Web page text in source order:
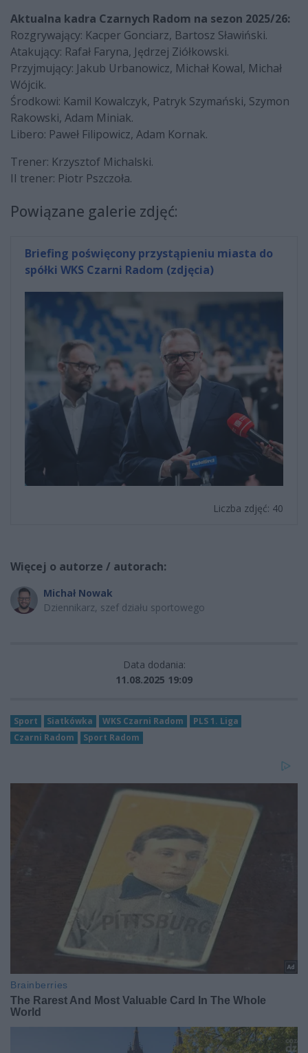
Aktualna kadra Czarnych Radom na sezon 2025/26:
Rozgrywający: Kacper Gonciarz, Bartosz Sławiński.
Atakujący: Rafał Faryna, Jędrzej Ziółkowski.
Przyjmujący: Jakub Urbanowicz, Michał Kowal, Michał
Wójcik.
Środkowi: Kamil Kowalczyk, Patryk Szymański, Szymon
Rakowski, Adam Miniak.
Libero: Paweł Filipowicz, Adam Kornak.
Trener: Krzysztof Michalski.
II trener: Piotr Pszczoła.
Powiązane galerie zdjęć:
Briefing poświęcony przystąpieniu miasta do
spółki WKS Czarni Radom (zdjęcia)
Liczba zdjęć: 40
Więcej o autorze / autorach:
Michał Nowak
Dziennikarz, szef działu sportowego
Data dodania:
11.08.2025 19:09
Sport Siatkówka WKS Czarni Radom
PLS 1. Liga
Czarni Radom
Sport Radom